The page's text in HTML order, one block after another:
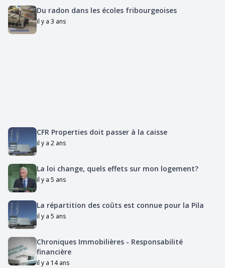
Du radon dans les écoles fribourgeoises
il y a 3 ans
CFR Properties doit passer à la caisse
il y a 2 ans
La loi change, quels effets sur mon logement?
il y a 5 ans
La répartition des coûts est connue pour la Pila
il y a 5 ans
Chroniques Immobilières - Responsabilité
financière
il y a 14 ans